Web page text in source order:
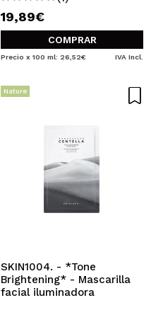
19,89€
COMPRAR
Precio x 100 ml: 26,52€ IVA Incl.
Nature
SKIN1004. - *Tone
Brightening* - Mascarilla
facial iluminadora